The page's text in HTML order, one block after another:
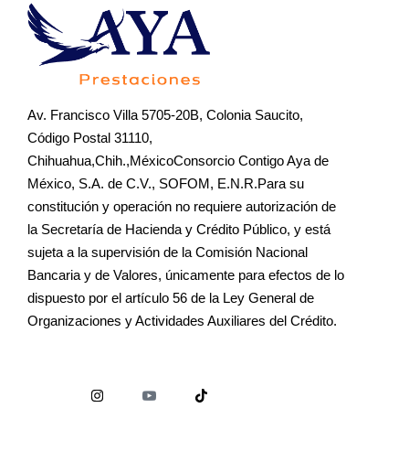
Av. Francisco Villa 5705-20B, Colonia Saucito,
Código Postal 31110,
Chihuahua,Chih.,MéxicoConsorcio Contigo Aya de
México, S.A. de C.V., SOFOM, E.N.R.Para su
constitución y operación no requiere autorización de
la Secretaría de Hacienda y Crédito Público, y está
sujeta a la supervisión de la Comisión Nacional
Bancaria y de Valores, únicamente para efectos de lo
dispuesto por el artículo 56 de la Ley General de
Organizaciones y Actividades Auxiliares del Crédito.